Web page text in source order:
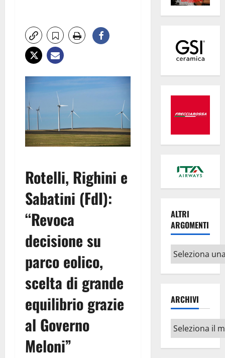
Rotelli, Righini e
Sabatini (FdI):
“Revoca
decisione su
parco eolico,
scelta di grande
equilibrio grazie
al Governo
Meloni”
ALTRI
ARGOMENTI
Altri
argomenti
ARCHIVI
Archivi